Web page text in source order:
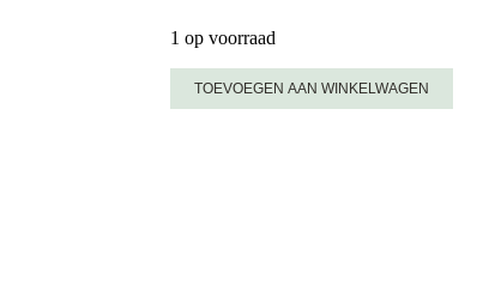
1 op voorraad
Orage
Kids
TOEVOEGEN AAN WINKELWAGEN